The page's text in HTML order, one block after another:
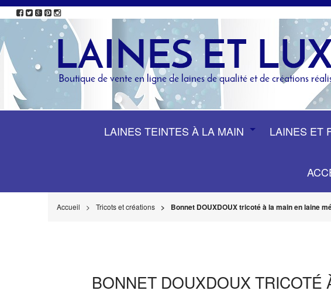
LAINES TEINTES À LA MAIN LAINES ET
Accueil Tricots et créations Bonnet DOUXDOUX tricoté à la main en laine
BONNET DOUXDOUX